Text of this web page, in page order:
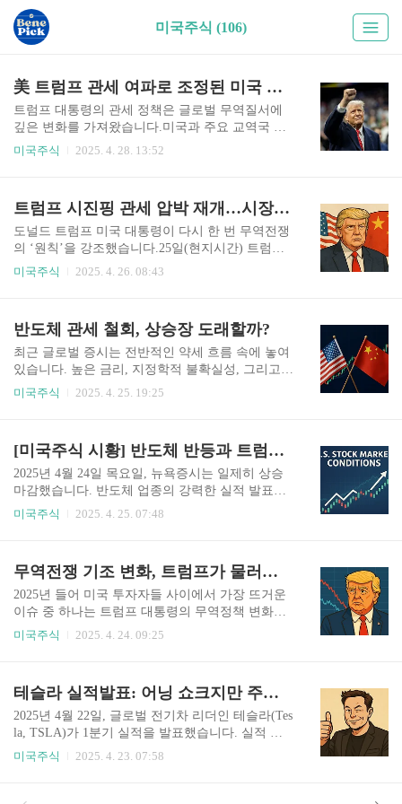
미국주식 (106)
美 트럼프 관세 여파로 조정된 미국 증시, 빅테크 실적으로 반등할까?
트럼프 대통령의 관세 정책은 글로벌 무역질서에
깊은 변화를 가져왔습니다.미국과 주요 교역국 간
의 갈등은 대규모 관세 부과로 이어지며 공급망과
다.시장은 다시 본질적인 실적과 경제 펀더멘털로
초점을 돌리고 있으며, 이번 주 예정된 주요 기업들
의 실적 발표와 경제지표 공개는 이러한 변화가 정
착될 수 있을지 가늠할 중요한 분기점이 될 전망입
니다. 이번주 미국 주식 시장 주요 일정1. 주요 기
산업재, 소비재, 헬스케어 분야의 주요 기업들이 실
적을 공개할 예정..
미국주식 2025. 4. 28. 13:52
트럼프 시진핑 관세 압박 재개…시장 개방 없으면 철회 없다
도널드 트럼프 미국 대통령이 다시 한 번 무역전쟁
의 ‘원칙’을 강조했습니다.25일(현지시간) 트럼프
대통령은 중국에 부과된 145% 고율 관세에 대해,
은 낮다며, 협상 타결을 서두르도록 강하게 압박했
습니다. “중국, 우리에게 시장을 열어야 한다”트럼
프 대통령은 이탈리아 로마로 향하는 전용기 안에
서 기자들과 만나, 중국에 기대하는 양보가 무엇이
냐는 질문에 대해 명확히 답했습니다.그는 “중국을
한 관세 인하나 물량 구매 확대 수준이 아니라, 미
국 기업들..
미국주식 2025. 4. 26. 08:43
반도체 관세 철회, 상승장 도래할까?
최근 글로벌 증시는 전반적인 약세 흐름 속에 놓여
있습니다. 높은 금리, 지정학적 불확실성, 그리고
기업 실적에 대한 우려가 겹치면서 주요 지수가 조
는 소식입니다. 표면적으로는 작아 보일 수 있지만,
이번 조치는 미중 무역 기류 변화의 신호탄이 될 수
있습니다. 특히 반도체와 테크 섹터에 투자하고 있
는 분들이라면 한 번쯤 짚어볼 필요가 있는 흐름입
니다. 반도체 관세 철회, 시장이 주목한 이유중국은
발표 없이 조용히 진행된 이 조치는, 수입업체들이
통관 과..
미국주식 2025. 4. 25. 19:25
[미국주식 시황] 반도체 반등과 트럼프 유화 메시지 (4.24)
2025년 4월 24일 목요일, 뉴욕증시는 일제히 상승
마감했습니다. 반도체 업종의 강력한 실적 발표가
기술주 전반을 견인했고, 트럼프 전 대통령의 연속
면서 시장은 상승 흐름을 이어갔습니다. 시장 상승
배경: 반도체와 정치가 동시에 움직였다① 반도체
섹터, 전면 반등… 상승률 5.75%램리서치와 텍사
스 인스트루먼트가 시장 예상치를 웃도는 실적을
발표하면서 반도체 업종 전반이 급등했습니다.특
조한 수요를 확인시켜줬습니다.필라델피아 반도체
지수(SOX)는 하루 만에 5% 넘..
미국주식 2025. 4. 25. 07:48
무역전쟁 기조 변화, 트럼프가 물러선 이유
2025년 들어 미국 투자자들 사이에서 가장 뜨거운
이슈 중 하나는 트럼프 대통령의 무역정책 변화입
니다. 초기엔 단호한 보호무역 강행으로 글로벌 공
그를 ‘움직이게 만든’ 걸까요? 지금 시장에서 어떤
일들이 일어나고 있고, 투자자들은 무엇을 주목해
야 하는지 천천히 짚어보겠습니다. 한발 물러선 트
럼프최근 미국 정치평론가들 사이에서 가장 자주
회자되는 말 중 하나는 “Trump blinked”입니다. 직
적으로는 끝까지 강경하게 밀어붙이지 못하고 결
미국주식 2025. 4. 24. 09:25
테슬라 실적발표: 어닝 쇼크지만 주가 급등 이유
2025년 4월 22일, 글로벌 전기차 리더인 테슬라(Tes
la, TSLA)가 1분기 실적을 발표했습니다. 실적 자
체는 다소 실망스러웠지만, CEO 일론 머스크(Elon
에서 5% 이상 급등하며 투자자들의 반응을 이끌어
미국주식 2025. 4. 23. 07:58